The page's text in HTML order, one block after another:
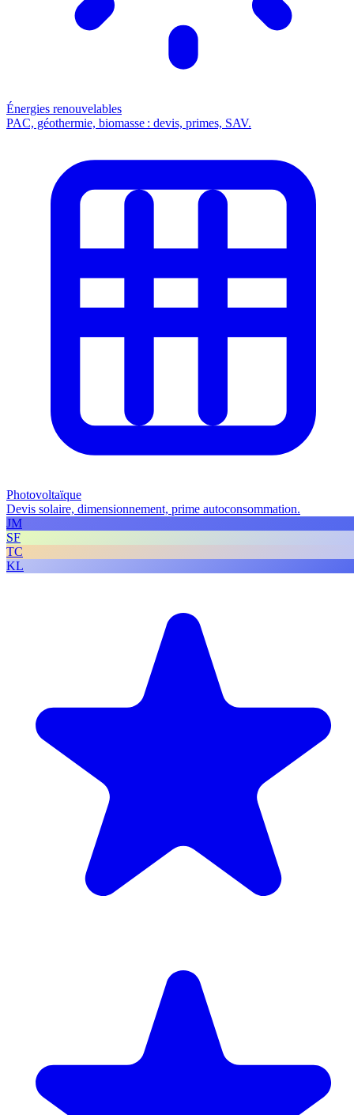
Énergies renouvelables
PAC, géothermie, biomasse : devis, primes, SAV.
Photovoltaïque
Devis solaire, dimensionnement, prime autoconsommation.
JM
SF
TC
KL